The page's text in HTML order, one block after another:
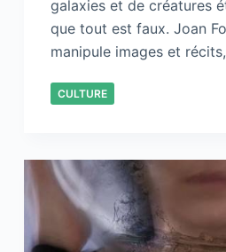
galaxies et de créatures
que tout est faux. Joan
manipule images et
CULTURE